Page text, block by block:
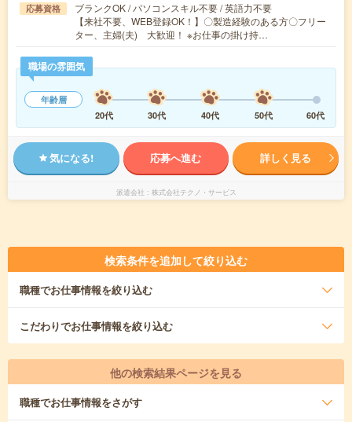
応募資格
ブランクOK / パソコンスキル不要 / 英語力不要
【来社不要、WEB登録OK！】〇製造経験のある方〇フリー
ター、主婦(夫) 大歓迎！ ※お仕事の掛け持…
職場の雰囲気
年齢層
20代
30代 40代 50代 60代
気になる! 応募へ進む 詳しく見る
派遣会社 株式会社テクノ・サービス
検索条件を追加して絞り込む
職種でお仕事情報を絞り込む
こだわりでお仕事情報を絞り込む
他の検索結果ページを見る
職種でお仕事情報をさがす